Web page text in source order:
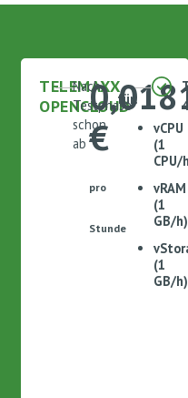
TELEMAXX
OPENCLOUD
Nach
Testphase
schon
ab€
pro
Stunde
für:
vCPU
(1
CPU/
vRAM
(1
GB/h)
(1
GB/h)